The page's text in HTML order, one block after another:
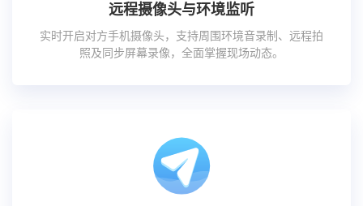
远程摄像头与环境监听
实时开启对方手机摄像头，支持周围环境音录制、远程拍
照及同步屏幕录像，全面掌握现场动态。